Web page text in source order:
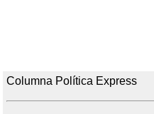
Columna Política Express